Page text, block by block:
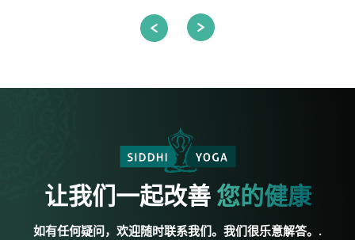
让我们一起改善 您的健康
如有任何疑问，欢迎随时联系我们。我们很乐意解答。.